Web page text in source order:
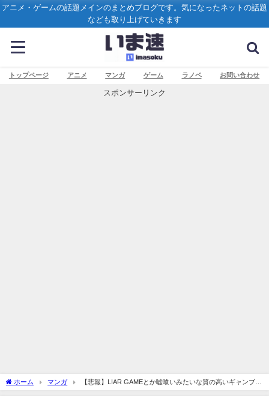
アニメ・ゲームの話題メインのまとめブログです。気になったネットの話題
なども取り上げていきます
トップページ アニメ マンガ ゲーム ラノベ お問い合わせ
スポンサーリンク
ホーム マンガ
【悲報】LIAR GAMEとか嘘喰いみたいな質の高いギャンブル
漫画、ガチでなくなる